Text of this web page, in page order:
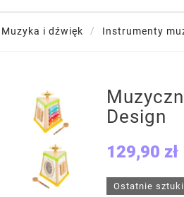
Muzyka i dźwięk Instrumenty
Design
129,90 zł
Ostatnie